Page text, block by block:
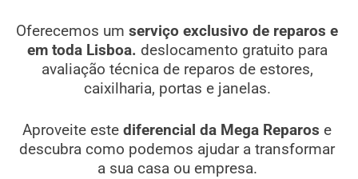
Oferecemos um serviço exclusivo de reparos e
em toda Lisboa. deslocamento gratuito para
avaliação técnica de reparos de estores,
caixilharia, portas e janelas.
Aproveite estediferencial da Mega Reparos e
descubra como podemos ajudar a transformar
a sua casa ou empresa.